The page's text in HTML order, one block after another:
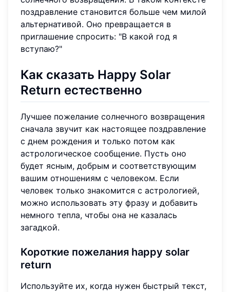
поздравление становится больше чем милой
альтернативой. Оно превращается в
приглашение спросить: "В какой год я
вступаю?"
Как сказать Happy Solar
Return естественно
Лучшее пожелание солнечного возвращения
сначала звучит как настоящее поздравление
с днем рождения и только потом как
астрологическое сообщение. Пусть оно
будет ясным, добрым и соответствующим
вашим отношениям с человеком. Если
человек только знакомится с астрологией,
можно использовать эту фразу и добавить
немного тепла, чтобы она не казалась
загадкой.
Короткие пожелания happy solar
return
Используйте их, когда нужен быстрый текст,